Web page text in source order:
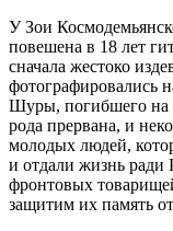
У Зои
повешена в 18 лет
сначала жестоко
фотографировались
Шуры, погибшего на
рода прервана, и
молодых людей,
и отдали жизнь
фронтовых
защитим их память